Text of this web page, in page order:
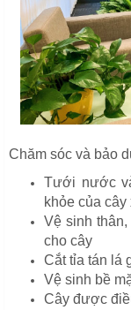
Chăm sóc và bảo
Tưới nước
khỏe của cây
Vệ sinh
cho cây
Cắt tỉa tán lá
Vệ sinh bề
Cây được